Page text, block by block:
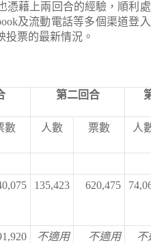
憑藉上兩回合的經驗，順利處
及流動電話等多個渠道登入
投票的最新情況。
第二回合 第
數 人數 票數 人數
135,423 620,475 74,061
不適用 不適用
不適